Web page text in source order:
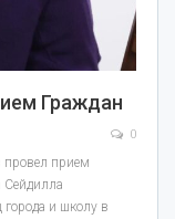
Граждан
0
прием
и школу в